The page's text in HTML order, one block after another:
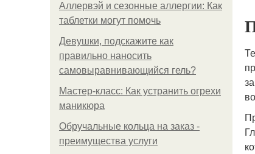
Аллервэй и сезонные аллергии: Как
таблетки могут помочь
Девушки, подскажите как
правильно наносить
самовыравнивающийся гель?
Мастер-класс: Как устранить огрехи
маникюра
Обручальные кольца на заказ -
преимущества услуги